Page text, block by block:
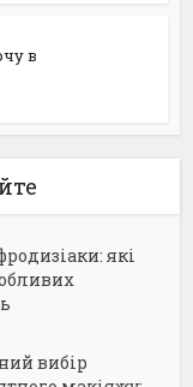
в
які
вибір